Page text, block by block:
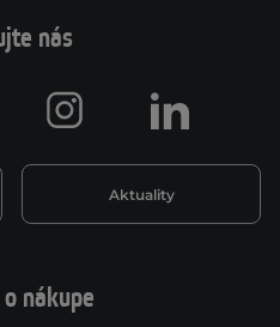
nákupe
nás
Aktuality
Instagram LinkedIn